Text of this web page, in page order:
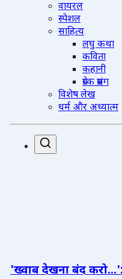
वायरल
स्पेशल
साहित्य
लघु कथा
कविता
कहानी
प्रेरक प्रसंग
विशेष लेख
धर्म और अध्यात्म
'ख्वाब देखना बंद